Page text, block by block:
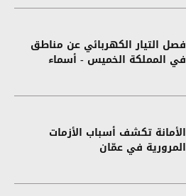
فصل التيار الكهربائي عن مناطق
في المملكة الخميس - أسماء
الأمانة تكشف أسباب الأزمات
المرورية في عمّان